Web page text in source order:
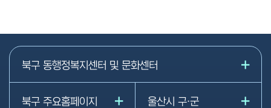
북구 동행정복지센터 및 문화센터
북구 주요홈페이지 울산시 구·군